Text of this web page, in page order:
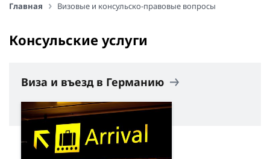
Главная Визовые и консульско-правовые вопросы
Консульские услуги
Виза и въезд в Германию